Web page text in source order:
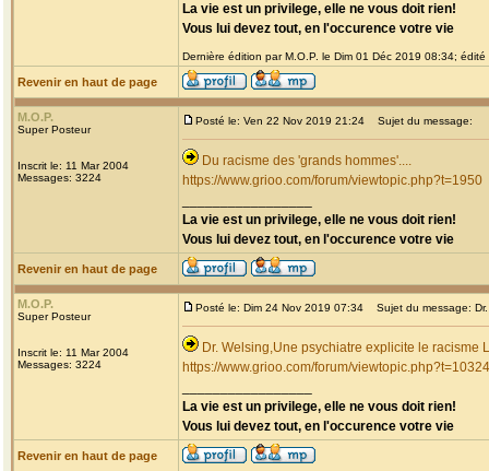
La vie est un privilege, elle ne vous doit rien!
Vous lui devez tout, en l'occurence votre vie
Dernière édition par M.O.P. le Dim 01 Déc 2019 08:34; édité
Revenir en haut de page
M.O.P.
Super Posteur
Inscrit le: 11 Mar 2004
Messages: 3224
Posté le: Ven 22 Nov 2019 21:24 Sujet du message:
Du racisme des 'grands hommes'....
https://www.grioo.com/forum/viewtopic.php?t=1950
La vie est un privilege, elle ne vous doit rien!
Vous lui devez tout, en l'occurence votre vie
Revenir en haut de page
M.O.P.
Super Posteur
Inscrit le: 11 Mar 2004
Messages: 3224
Posté le: Dim 24 Nov 2019 07:34 Sujet du message:
Dr. Welsing,Une psychiatre explicite le racisme
https://www.grioo.com/forum/viewtopic.php?t=10324
La vie est un privilege, elle ne vous doit rien!
Vous lui devez tout, en l'occurence votre vie
Revenir en haut de page